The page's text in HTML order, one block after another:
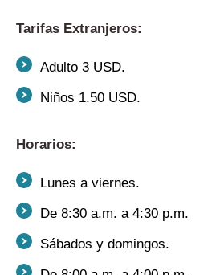
Tarifas Extranjeros:
Adulto 3 USD.
Niños 1.50 USD.
Horarios:
Lunes a viernes.
De 8:30 a.m. a 4:30 p.m.
Sábados y domingos.